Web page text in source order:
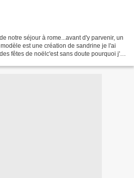
notre séjour à rome...avant d'y parvenir, un
est une création de sandrine je l'ai
fêtes de noëlc'est sans doute pourquoi j'ai